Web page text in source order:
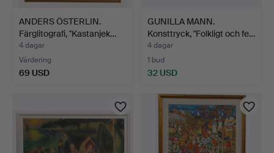
ANDERS ÖSTERLIN.
Färglitografi, "Kastanjek…
4 dagar
Värdering
69 USD
GUNILLA MANN.
Konsttryck, "Folkligt och fe…
4 dagar
1 bud
32 USD